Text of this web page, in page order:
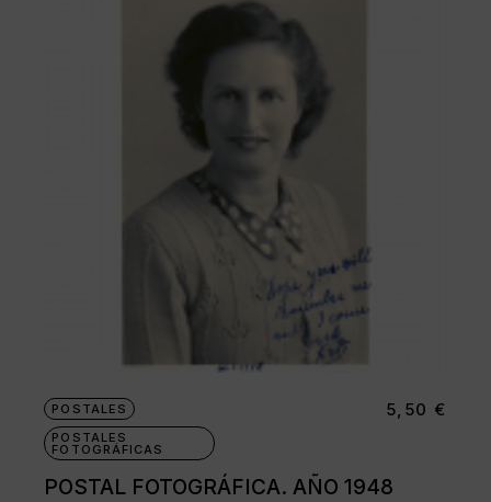
POSTALES
POSTALES
FOTOGRÁFICAS
POSTAL FOTOGRÁFICA. AÑO 1948
5,50 €